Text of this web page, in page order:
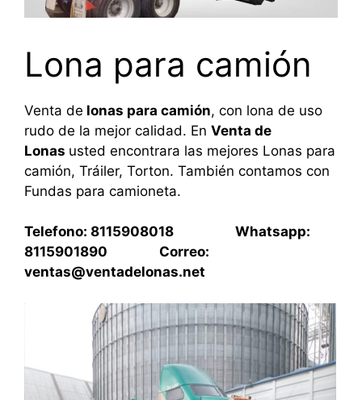
Lona para camión
Venta de lonas para camión, con lona de uso
rudo de la mejor calidad. En Venta de
Lonas usted encontrara las mejores Lonas para
camión, Tráiler, Torton. También contamos con
Fundas para camioneta.
Telefono: 8115908018 Whatsapp:
8115901890 Correo:
ventas@ventadelonas.net